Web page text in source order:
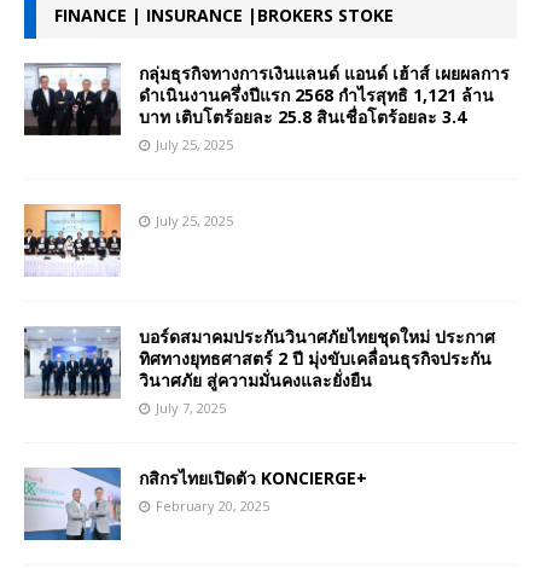
FINANCE | INSURANCE |BROKERS STOKE
กลุ่มธุรกิจทางการเงินแลนด์ แอนด์ เฮ้าส์ เผยผลการ
ดำเนินงานครึ่งปีแรก 2568 กำไรสุทธิ 1,121 ล้าน
บาท เติบโตร้อยละ 25.8 สินเชื่อโตร้อยละ 3.4
July 25, 2025
July 25, 2025
บอร์ดสมาคมประกันวินาศภัยไทยชุดใหม่ ประกาศ
ทิศทางยุทธศาสตร์ 2 ปี มุ่งขับเคลื่อนธุรกิจประกัน
วินาศภัย สู่ความมั่นคงและยั่งยืน
July 7, 2025
กสิกรไทยเปิดตัว KONCIERGE+
February 20, 2025